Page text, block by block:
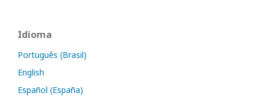
Idioma
Português (Brasil)
English
Español (España)